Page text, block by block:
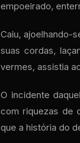
empoeirado,
Caiu, ajoelhando-
suas cordas,
vermes, assistia
O incidente
com riquezas de
que a história do